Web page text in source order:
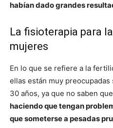
habían dado grandes
La fisioterapia para
mujeres
En lo que se refiere a la
ellas están muy
30 años, ya que no saben
haciendo que tengan
que someterse a pesadas